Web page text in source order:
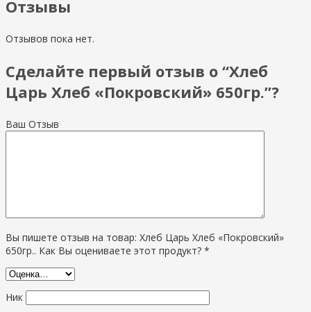
Отзывы
Отзывов пока нет.
Сделайте первый отзыв о “Хлеб
Царь Хлеб «Покровский» 650гр.”?
Ваш Отзыв
Вы пишете отзыв на товар: Хлеб Царь Хлеб «Покровский»
650гр.. Как Вы оцениваете этот продукт? *
Ник